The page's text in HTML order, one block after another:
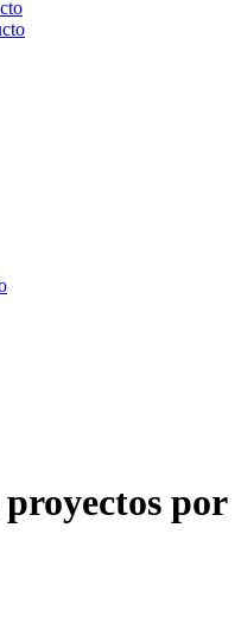
proyectos por